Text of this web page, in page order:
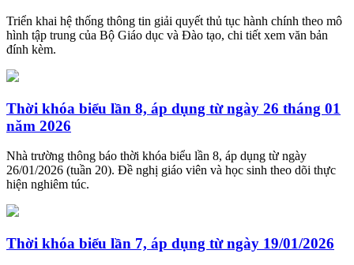
Triển khai hệ thống thông tin giải quyết thủ tục hành chính theo mô
hình tập trung của Bộ Giáo dục và Đào tạo, chi tiết xem văn bản
đính kèm.
Thời khóa biểu lần 8, áp dụng từ ngày 26 tháng 01
năm 2026
Nhà trường thông báo thời khóa biểu lần 8, áp dụng từ ngày
26/01/2026 (tuần 20). Đề nghị giáo viên và học sinh theo dõi thực
hiện nghiêm túc.
Thời khóa biểu lần 7, áp dụng từ ngày 19/01/2026